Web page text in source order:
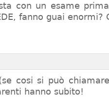
con un esame
fanno guai enormi?
cosi si può
hanno subito!